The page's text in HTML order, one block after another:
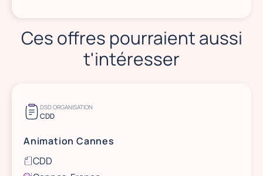
Ces offres pourraient aussi
t'intéresser
DSD ORGANISATION
CDD
Animation Cannes
CDD